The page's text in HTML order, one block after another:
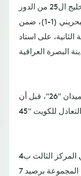
ودع منتخب الكويت بطولة كأس الخليج ال25 من الدور
الأول، الجمعة، بعد تعادله مع نظيره البحريني (1-1)، ضمن
على استاد
وسجل للمنتخب البحريني مهدي حميدان "26"، قبل أن
وبهذه النتيجة، أصبح الأزرق الكويتي في المركز الثالث ب4
نقاط، بينما تصدر الأحمر البحريني المجموعة برصيد 7